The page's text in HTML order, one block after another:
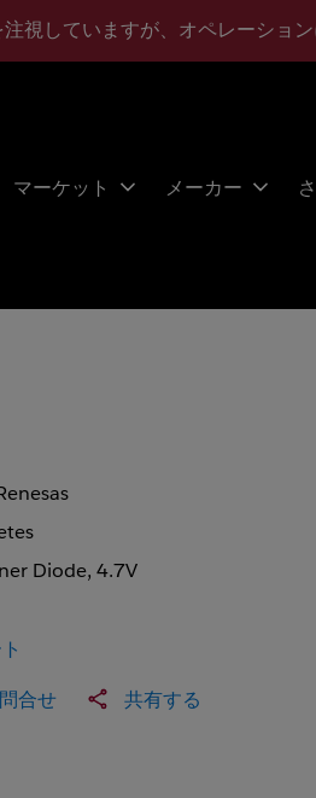
視していますが、オペレーショ
マーケット メーカー
Diode, 4.7V
合せ 共有する